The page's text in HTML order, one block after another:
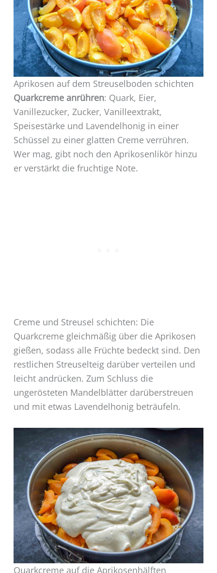
Aprikosen auf dem Streuselboden schichten
Quarkcreme anrühren: Quark, Eier,
Vanillezucker, Zucker, Vanilleextrakt,
Speisestärke und Lavendelhonig in einer
Schüssel zu einer glatten Creme verrühren.
Wer mag, gibt noch den Aprikosenlikör hinzu
er verstärkt die fruchtige Note.
Creme und Streusel schichten: Die
Quarkcreme gleichmäßig über die Aprikosen
gießen, sodass alle Früchte bedeckt sind. Den
restlichen Streuselteig darüber verteilen und
leicht andrücken. Zum Schluss die
ungerösteten Mandelblätter darüberstreuen
und mit etwas Lavendelhonig beträufeln.
Quarkcreme auf die Aprikosenhälften